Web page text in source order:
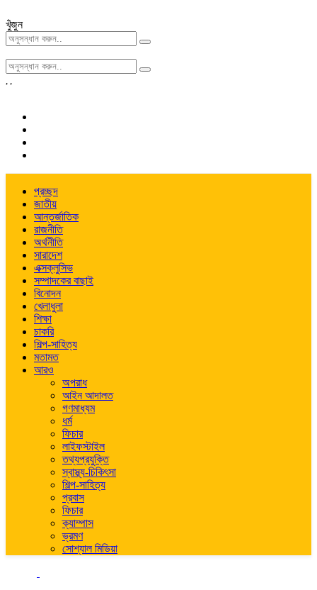
খুঁজুন
, ,
প্রচ্ছদ
জাতীয়
আন্তর্জাতিক
রাজনীতি
অর্থনীতি
সারাদেশ
এক্সক্লুসিভ
সম্পাদকের বাছাই
বিনোদন
খেলাধুলা
শিক্ষা
চাকরি
শিল্প-সাহিত্য
মতামত
আরও
অপরাধ
আইন আদালত
গণমাধ্যম
ধর্ম
ফিচার
লাইফস্টাইল
তথ্যপ্রযুক্তি
স্বাস্থ্য-চিকিৎসা
শিল্প-সাহিত্য
প্রবাস
ফিচার
ক্যাম্পাস
ভ্রমণ
সোশ্যাল মিডিয়া